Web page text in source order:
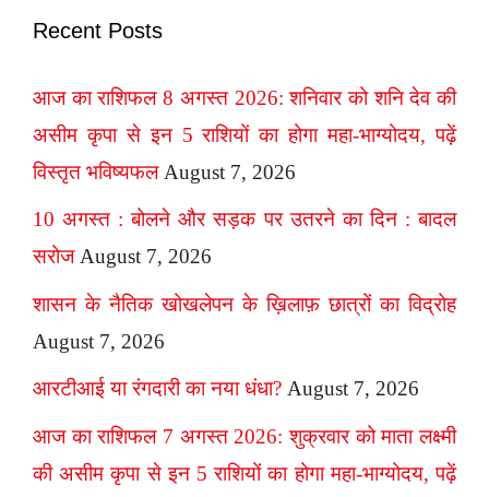
Recent Posts
आज का राशिफल 8 अगस्त 2026: शनिवार को शनि देव की
असीम कृपा से इन 5 राशियों का होगा महा-भाग्योदय, पढ़ें
विस्तृत भविष्यफल August 7, 2026
10 अगस्त : बोलने और सड़क पर उतरने का दिन : बादल
सरोज August 7, 2026
शासन के नैतिक खोखलेपन के ख़िलाफ़ छात्रों का विद्रोह
August 7, 2026
आरटीआई या रंगदारी का नया धंधा? August 7, 2026
आज का राशिफल 7 अगस्त 2026: शुक्रवार को माता लक्ष्मी
की असीम कृपा से इन 5 राशियों का होगा महा-भाग्योदय, पढ़ें